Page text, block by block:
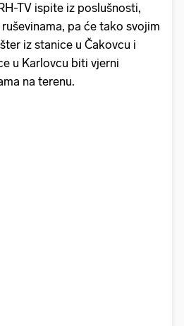
TV ispite iz poslušnosti,
pa će tako svojim
iz stanice u Čakovcu i
u Karlovcu biti vjerni
na terenu.